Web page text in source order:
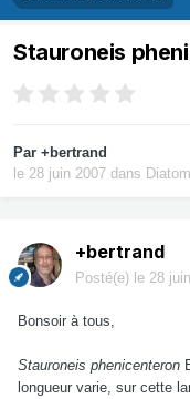
Stauroneis
Par +bertrand
le 28 juin 2007 dans
+bertrand
Posté(e) le 28
Bonsoir à tous,
Stauroneis phenicenteron
longueur varie, sur cette